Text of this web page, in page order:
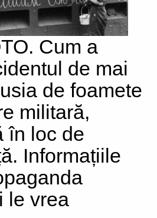
Cum a
de mai
de foamete
militară,
în loc de
Informațiile
le vrea